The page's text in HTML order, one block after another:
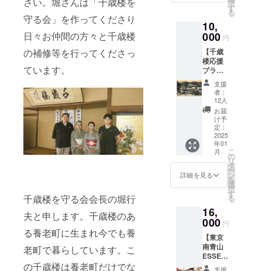
守る会」を作ってくださり
日々お仲間の方々と千歳楼
の補修等を行ってくださっ
ています。
千歳楼を守る会会長の堀行
夫と申します。千歳楼のあ
る養老町に生まれ今でも養
老町で暮らしています。こ
の千歳楼は養老町だけでな
法：文
字のみ
■薬草の
入浴剤
３パッ
クをお
届けし
ます。
・内
容量：
30g
・内
容物：
伊吹山
山麓の
種類
（よも
千歳楼
の薬草
風呂で
も使用
してい
る薬草
ださい
（ご辞
退され
る場合
はその
旨ご記
入くだ
さい）
・掲
載期
間：
2025年
以降
（建物
が存在
する限
り）
字のみ
■千歳楼
オリジ
ナルタ
オルを
お送り
しま
ていた
す。 ■
ご支援
頂いた
皆様全
員のお
名前
（個人
名、法
人名）
を記念
プレー
トにし
て松の
間に飾
らせて
頂きま
す。
記入く
ださい
（ご辞
退され
る場合
はその
旨ご記
択
す
る
10,
000 円
【千歳
楼応援
プラ
ン】 ■
心から
の感謝
の気持
ちを込
めお礼
のメー
ルを送
信させ
ていた
だきま
す。 ■
ご支援
皆様全
員のお
名前
（個人
名、法
人名）
を記念
支援
者：
12人
お届
け予
定：
2025
年01
月
詳細を見る
こ
の
リ
タ
ー
ン
を
選
択
す
る
16,
000 円
【東京
南青山
ESSEN
CE 千
支援